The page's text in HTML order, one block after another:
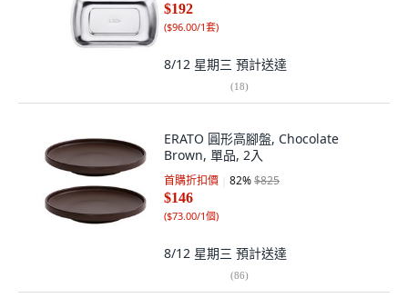
$192
($96.00/1套)
8/12 星期三 預計送達
(18)
ERATO 圓形高腳盤, Chocolate
Brown, 單品, 2入
首購折扣價 82%$825
$146
($73.00/1個)
8/12 星期三 預計送達
(86)